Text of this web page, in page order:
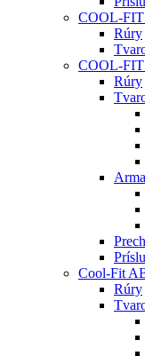
COOL-
Rúry
COOL-
Rúry
Cool-Fit
Rúry